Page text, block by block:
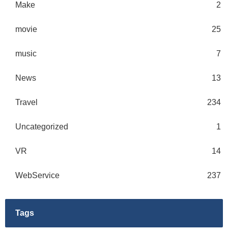
Make 2
movie 25
music 7
News 13
Travel 234
Uncategorized 1
VR 14
WebService 237
Tags